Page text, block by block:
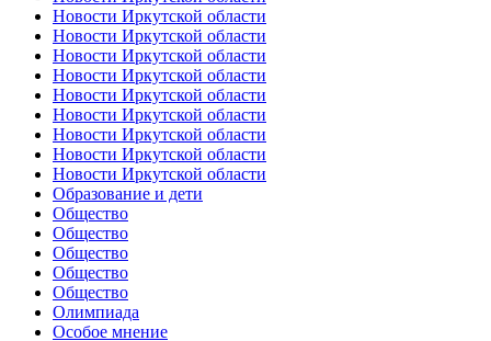
Новости Иркутской области
Новости Иркутской области
Новости Иркутской области
Новости Иркутской области
Новости Иркутской области
Новости Иркутской области
Новости Иркутской области
Новости Иркутской области
Новости Иркутской области
Образование и дети
Общество
Общество
Общество
Общество
Общество
Олимпиада
Особое мнение